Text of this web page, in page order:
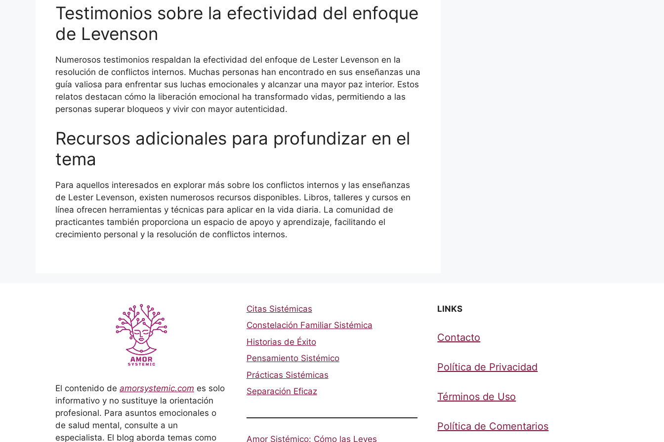
Testimonios sobre la efectividad del enfoque
de Levenson
Numerosos testimonios respaldan la efectividad del enfoque de Lester Levenson en la
resolución de conflictos internos. Muchas personas han encontrado en sus enseñanzas una
guía valiosa para enfrentar sus luchas emocionales y alcanzar una mayor paz interior. Estos
relatos destacan cómo la liberación emocional ha transformado vidas, permitiendo a las
personas superar bloqueos y vivir con mayor autenticidad.
Recursos adicionales para profundizar en el
tema
Para aquellos interesados en explorar más sobre los conflictos internos y las enseñanzas
de Lester Levenson, existen numerosos recursos disponibles. Libros, talleres y cursos en
línea ofrecen herramientas y técnicas para aplicar en la vida diaria. La comunidad de
practicantes también proporciona un espacio de apoyo y aprendizaje, facilitando el
crecimiento personal y la resolución de conflictos internos.
El contenido de amorsystemic.com es solo
informativo y no sustituye la orientación
profesional. Para asuntos emocionales o
de salud mental, consulte a un
especialista. El blog aborda temas como
Citas Sistémicas
Constelación Familiar Sistémica
Historias de Éxito
Pensamiento Sistémico
Prácticas Sistémicas
Separación Eficaz
Amor Sistémico: Cómo las Leyes
LINKS
Contacto
Política de Privacidad
Términos de Uso
Política de Comentarios